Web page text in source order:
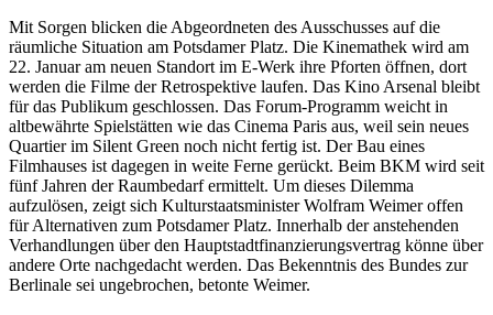
Mit Sorgen blicken die Abgeordneten des Ausschusses auf die
räumliche Situation am Potsdamer Platz. Die Kinemathek wird am
22. Januar am neuen Standort im E-Werk ihre Pforten öffnen, dort
werden die Filme der Retrospektive laufen. Das Kino Arsenal bleibt
für das Publikum geschlossen. Das Forum-Programm weicht in
altbewährte Spielstätten wie das Cinema Paris aus, weil sein neues
Quartier im Silent Green noch nicht fertig ist. Der Bau eines
Filmhauses ist dagegen in weite Ferne gerückt. Beim BKM wird seit
fünf Jahren der Raumbedarf ermittelt. Um dieses Dilemma
aufzulösen, zeigt sich Kulturstaatsminister Wolfram Weimer offen
für Alternativen zum Potsdamer Platz. Innerhalb der anstehenden
Verhandlungen über den Hauptstadtfinanzierungsvertrag könne über
andere Orte nachgedacht werden. Das Bekenntnis des Bundes zur
Berlinale sei ungebrochen, betonte Weimer.